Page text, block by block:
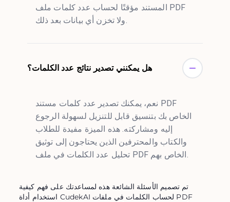
المستند مؤقتًا لحساب عدد كلمات ملف PDF
ولا تخزن أي بيانات بعد ذلك.
هل يمكنني تصدير نتائج عدد الكلمات؟
نعم، يمكنك تصدير عدد كلمات مستند PDF
الخاص بك بتنسيق قابل للتنزيل لسهولة الرجوع
إليه ومشاركته. هذه الميزة مفيدة للطلاب
والكتاب والمحترفين الذين يحتاجون إلى توثيق
تحليل عدد الكلمات في ملف PDF الخاص بهم.
تم تصميم الأسئلة الشائعة هذه لمساعدتك على فهم كيفية
استخدام أداة CudekAI لحساب الكلمات في ملفات PDF